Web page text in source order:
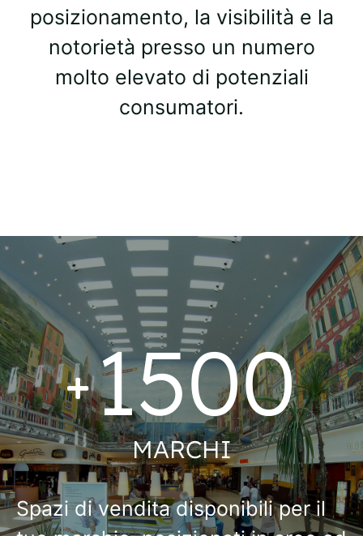
posizionamento, la visibilità e la
notorietà presso un numero
molto elevato di potenziali
consumatori.
1500
MARCHI
Spazi di vendita disponibili per il